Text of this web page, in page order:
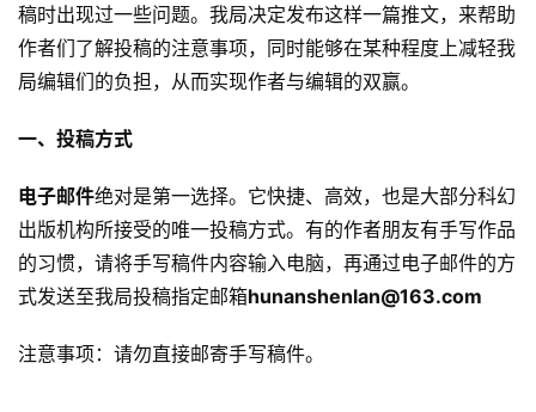
稿时出现过一些问题。我局决定发布这样一篇推文，来帮助
作者们了解投稿的注意事项，同时能够在某种程度上减轻我
局编辑们的负担，从而实现作者与编辑的双赢。
一、投稿方式
电子邮件绝对是第一选择。它快捷、高效，也是大部分科幻
出版机构所接受的唯一投稿方式。有的作者朋友有手写作品
的习惯，请将手写稿件内容输入电脑，再通过电子邮件的方
式发送至我局投稿指定邮箱hunanshenlan@163.com
注意事项：请勿直接邮寄手写稿件。